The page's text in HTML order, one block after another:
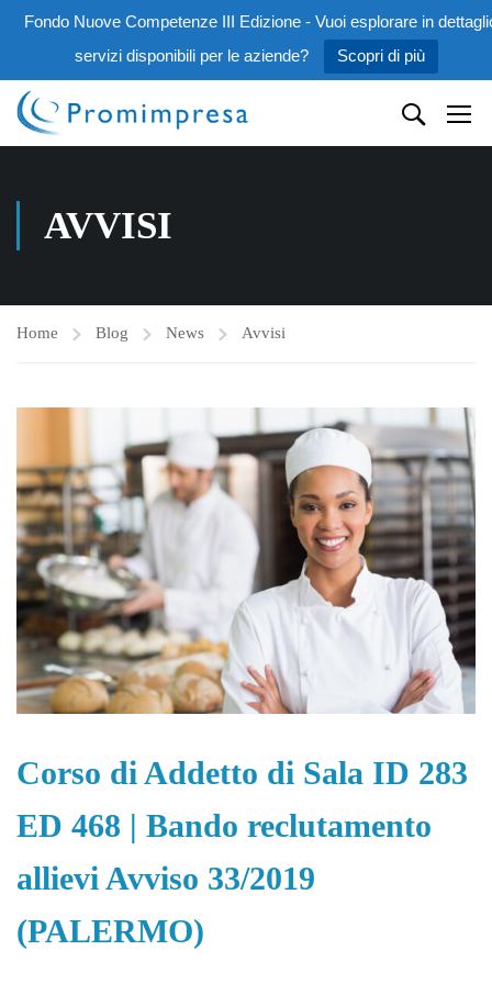
Fondo Nuove Competenze III Edizione - Vuoi esplorare in
servizi disponibili per le aziende?
Scopri di più
AVVISI
Home Blog News Avvisi
Corso di Addetto di Sala ID 283
ED 468 | Bando reclutamento
allievi Avviso 33/2019
(PALERMO)